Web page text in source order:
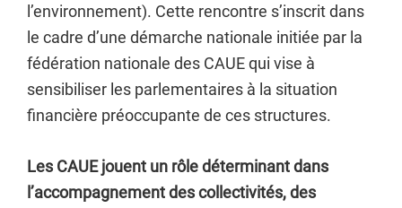
l’environnement). Cette rencontre s’inscrit dans
le cadre d’une démarche nationale initiée par la
fédération nationale des CAUE qui vise à
sensibiliser les parlementaires à la situation
financière préoccupante de ces structures.
Les CAUE jouent un rôle déterminant dans
l’accompagnement des collectivités, des